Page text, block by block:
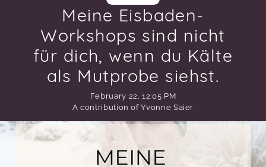
Meine Eisbaden-
Workshops sind nicht
für dich, wenn du Kälte
als Mutprobe siehst.
February 22,12:05 PM
A contribution of Yvonne Saier
Soon you will learn more about me here...